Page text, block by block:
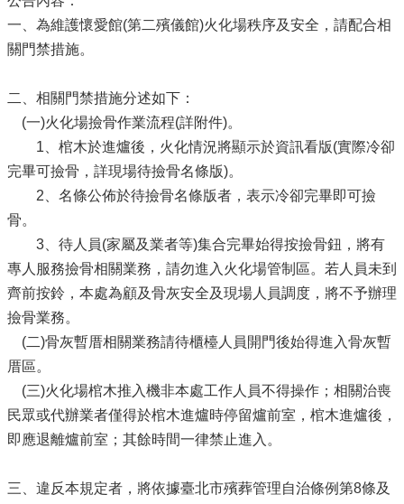
一、為維護懷愛館(第二殯儀館)火化場秩序及安全，請配合相
關門禁措施。
二、相關門禁措施分述如下：
(一)火化場撿骨作業流程(詳附件)。
1、棺木於進爐後，火化情況將顯示於資訊看版(實際冷卻
完畢可撿骨，詳現場待撿骨名條版)。
2、名條公佈於待撿骨名條版者，表示冷卻完畢即可撿
骨。
3、待人員(家屬及業者等)集合完畢始得按撿骨鈕，將有
專人服務撿骨相關業務，請勿進入火化場管制區。若人員未到
齊前按鈴，本處為顧及骨灰安全及現場人員調度，將不予辦理
撿骨業務。
(二)骨灰暫厝相關業務請待櫃檯人員開門後始得進入骨灰暫
厝區。
(三)火化場棺木推入機非本處工作人員不得操作；相關治喪
民眾或代辦業者僅得於棺木進爐時停留爐前室，棺木進爐後，
即應退離爐前室；其餘時間一律禁止進入。
三、違反本規定者，將依據臺北市殯葬管理自治條例第8條及